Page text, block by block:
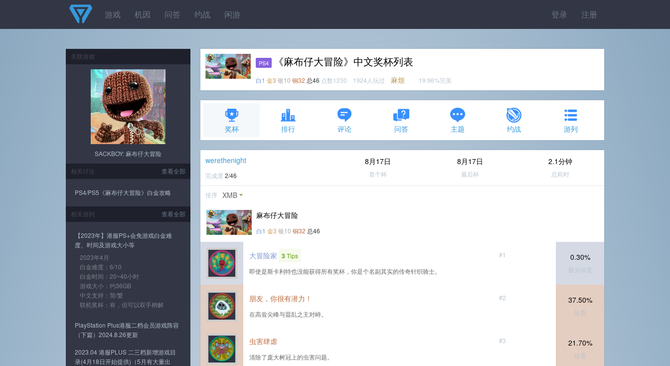
登录 注册
游戏 机因 问答 约战 闲游
PS4 《麻布仔大冒险》中文奖杯列表
白1 金3 银10 铜32 总46 点数1230 1924人玩过 麻烦 19.96%完美
奖杯 排行 评论 问答 主题 约战 游列
werethenight
完成度 2/46
8月17日
首个杯
8月17日
最后杯
2.1分钟
总耗时
排序 XMB
麻布仔大冒险
白1 金3 银10 铜32 总46
#1
大冒险家 3Tips
即使是斯卡利特也没能获得所有奖杯，你是个名副其实的传奇针织骑士。
0.30%
极为珍贵
#2
朋友，你很有潜力！
在高耸尖峰与嚣乱之主对峙。
37.50%
珍贵
#3
虫害肆虐
清除了庞大树冠上的虫害问题。
21.70%
珍贵
关联游戏
SACKBOY: 麻布仔大冒险
查看全部
相关讨论
PS4/PS5《麻布仔大冒险》白金攻略
查看全部
相关游列
【2023年】港服PS+会免游戏白金难
度、时间及游戏大小等
2023年4月
白金难度：6/10
白金时间：20~40小时
游戏大小：约36GB
中文支持：简/繁
联机奖杯：有，但可以双手柄解
PlayStation Plus港服二档会员游戏阵容
（下篇）2024.8.26更新
2023.04 港服PLUS 二三档新增游戏目
录(4月18日开始提供)（5月有大量出